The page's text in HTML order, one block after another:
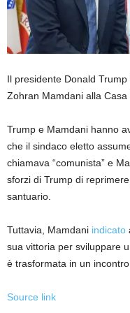
Il presidente Donald
Zohran Mamdani alla
Trump e Mamdani hanno
che il sindaco eletto
chiamava “comunista” e
sforzi di Trump di
santuario.
Tuttavia, Mamdani indicato
sua vittoria per sviluppare
è trasformata in un
Source link